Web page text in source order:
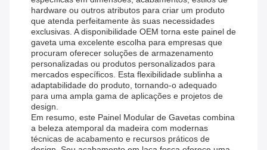
hardware ou outros atributos para criar um produto
que atenda perfeitamente às suas necessidades
exclusivas. A disponibilidade OEM torna este painel de
gaveta uma excelente escolha para empresas que
procuram oferecer soluções de armazenamento
personalizadas ou produtos personalizados para
mercados específicos. Esta flexibilidade sublinha a
adaptabilidade do produto, tornando-o adequado
para uma ampla gama de aplicações e projetos de
design.
Em resumo, este Painel Modular de Gavetas combina
a beleza atemporal da madeira com modernas
técnicas de acabamento e recursos práticos de